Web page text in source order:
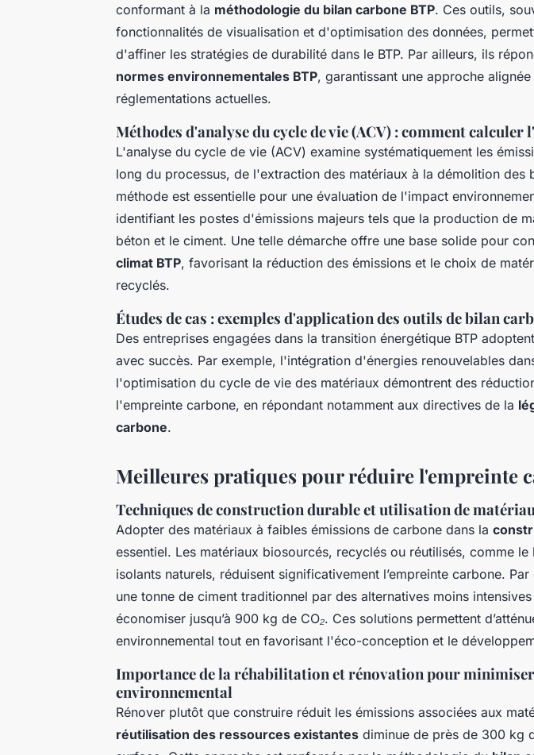
conformant à la méthodologie du bilan carbone BTP. Ces outils,
fonctionnalités de visualisation et d'optimisation des données,
d'affiner les stratégies de durabilité dans le BTP. Par ailleurs, ils
normes environnementales BTP, garantissant une approche
réglementations actuelles.
Méthodes d'analyse du cycle de vie (ACV) : comment
L'analyse du cycle de vie (ACV) examine systématiquement les
long du processus, de l'extraction des matériaux à la démolition des
méthode est essentielle pour une évaluation de l'impact
identifiant les postes d'émissions majeurs tels que la production de
béton et le ciment. Une telle démarche offre une base solide pour
climat BTP, favorisant la réduction des émissions et le choix de
recyclés.
Études de cas : exemples d'application des outils de bilan
Des entreprises engagées dans la transition énergétique BTP
avec succès. Par exemple, l'intégration d'énergies renouvelables
l'optimisation du cycle de vie des matériaux démontrent des
l'empreinte carbone, en répondant notamment aux directives de la
carbone.
Meilleures pratiques pour réduire l'empreinte
Techniques de construction durable et utilisation de
Adopter des matériaux à faibles émissions de carbone dans la
essentiel. Les matériaux biosourcés, recyclés ou réutilisés, comme
isolants naturels, réduisent significativement l’empreinte carbone.
une tonne de ciment traditionnel par des alternatives moins
économiser jusqu’à 900 kg de CO₂. Ces solutions permettent
environnemental tout en favorisant l'éco-conception et le
Importance de la réhabilitation et rénovation pour
environnemental
Rénover plutôt que construire réduit les émissions associées aux
réutilisation des ressources existantes diminue de près de 300 kg